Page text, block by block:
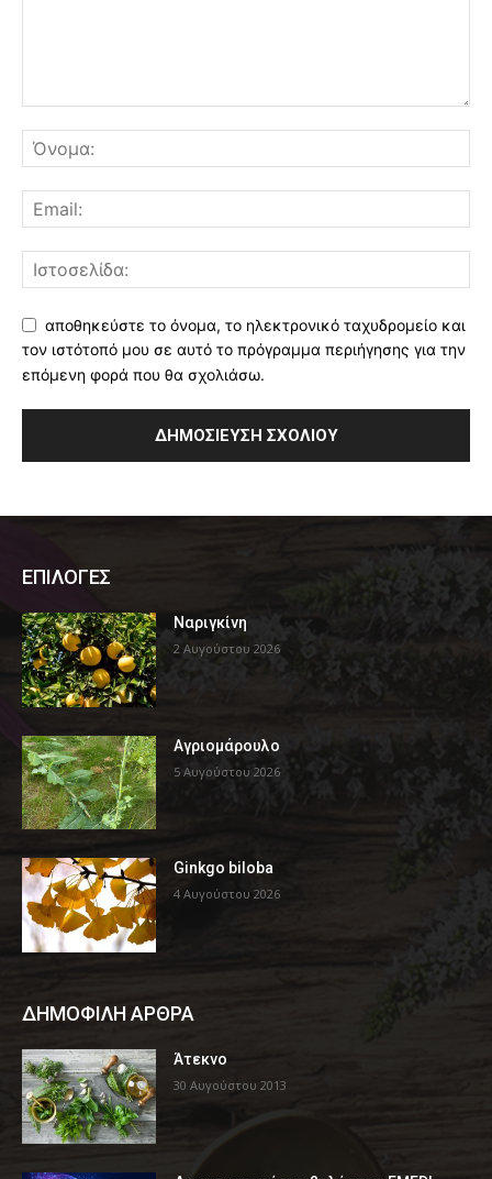
αποθηκεύστε το όνομα, το ηλεκτρονικό ταχυδρομείο και
τον ιστότοπό μου σε αυτό το πρόγραμμα περιήγησης για την
επόμενη φορά που θα σχολιάσω.
ΕΠΙΛΟΓΕΣ
Ναριγκίνη
2 Αυγούστου 2026
Αγριομάρουλο
5 Αυγούστου 2026
Ginkgo biloba
4 Αυγούστου 2026
ΔΗΜΟΦΙΛΗ ΑΡΘΡΑ
Άτεκνο
30 Αυγούστου 2013